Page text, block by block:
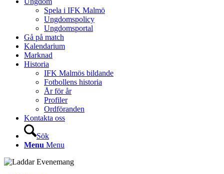
Spela i IFK Malmö
Ungdomspolicy
Ungdomsportal
Gå på match
Kalendarium
Marknad
Historia
IFK Malmös bildande
Fotbollens historia
År för år
Profiler
Ordföranden
Kontakta oss
Sök
Menu Menu